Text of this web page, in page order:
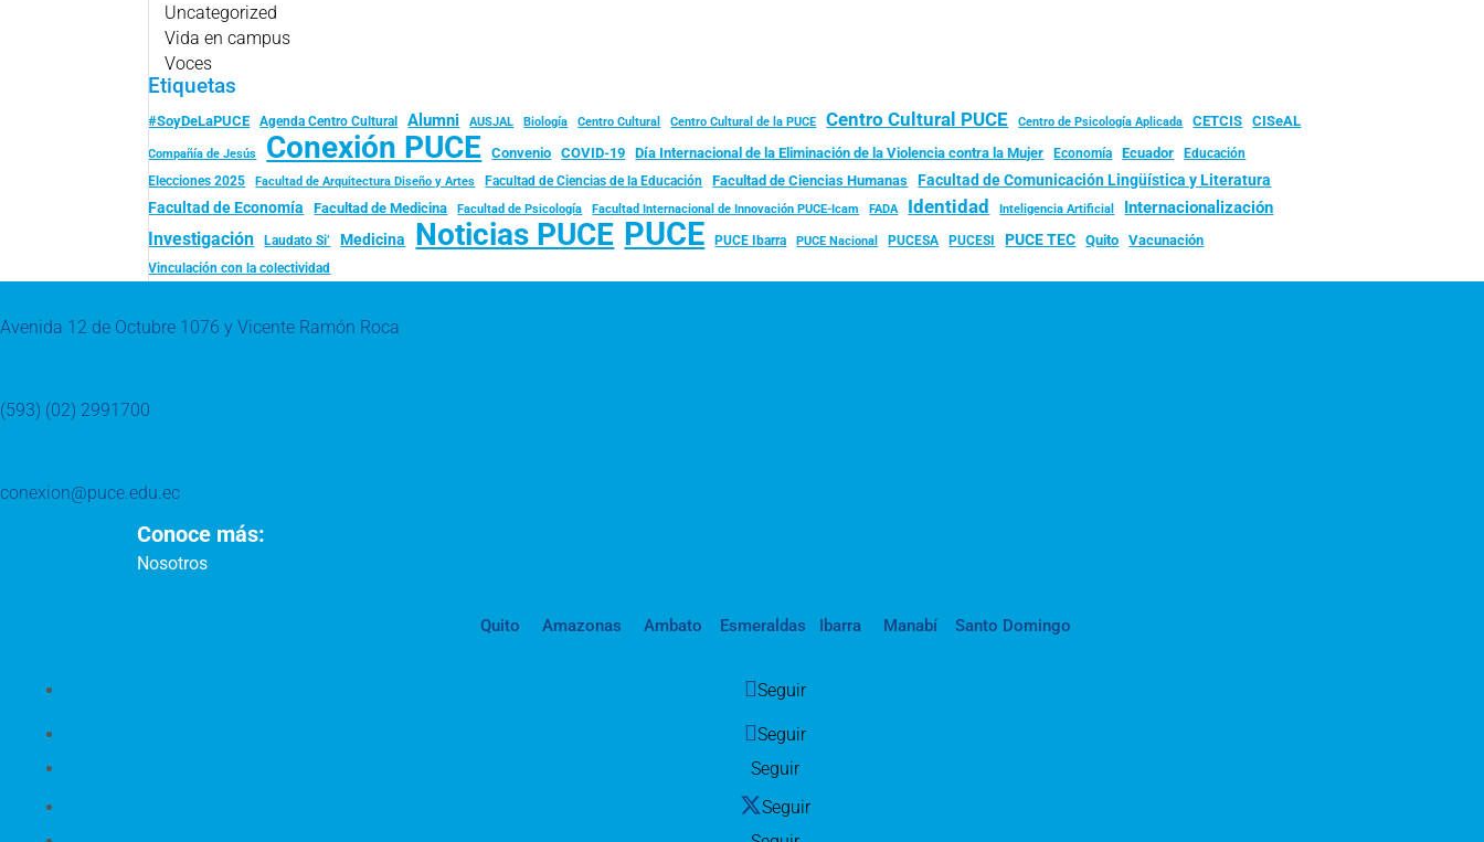
Uncategorized
Vida en campus
Voces
Etiquetas
#SoyDeLaPUCE Agenda Centro Cultural Alumni AUSJAL Biología Centro Cultural Centro Cultural de la PUCE Centro Cultural PUCE Centro de Psicología Aplicada CETCIS CISeAL
Compañía de Jesús Conexión PUCE Convenio COVID-19 Día Internacional de la Eliminación de la Violencia contra la Mujer Economía Ecuador
Educación
Elecciones 2025
Facultad de Arquitectura Diseño y Artes Facultad de Ciencias de la Educación Facultad de Ciencias Humanas Facultad de Comunicación Lingüística y Literatura
Facultad de Economía Facultad de Medicina Facultad de Psicología Facultad Internacional de Innovación PUCE-Icam FADA Identidad Inteligencia Artificial Internacionalización
Investigación Laudato Si’ Medicina Noticias PUCE PUCE PUCE Ibarra PUCE Nacional PUCESA PUCESI PUCE TEC Quito Vacunación
Vinculación con la colectividad
Avenida 12 de Octubre 1076 y Vicente Ramón Roca
(593) (02) 2991700
conexion@puce.edu.ec
Conoce más:
Nosotros
Quito Amazonas Ambato Esmeraldas Ibarra Manabí Santo Domingo
Seguir
Seguir
Seguir
Seguir